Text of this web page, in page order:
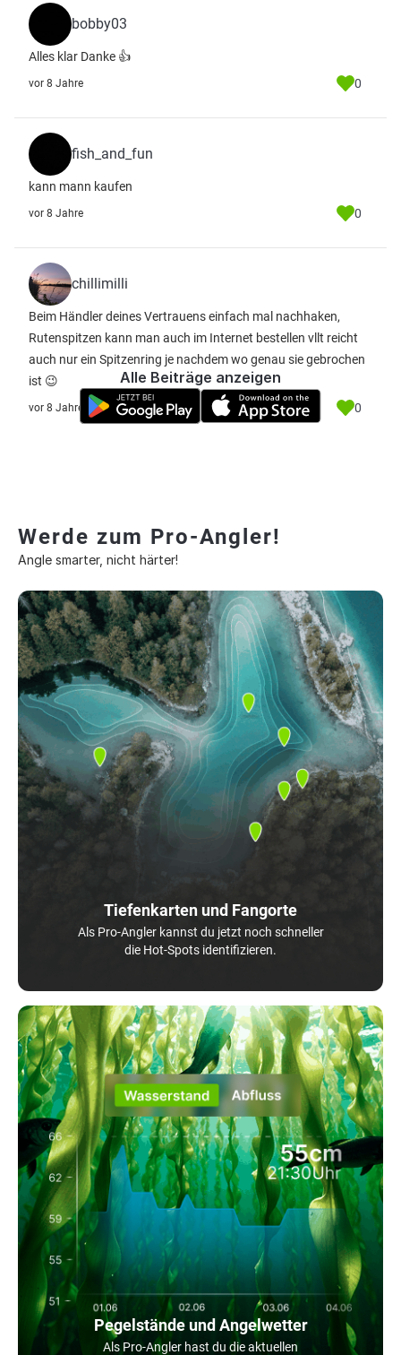
bobby03
Alles klar Danke 👍
vor 8 Jahre 0
fish_and_fun
kann mann kaufen
vor 8 Jahre 0
chillimilli
Beim Händler deines Vertrauens einfach mal nachhaken,
Rutenspitzen kann man auch im Internet bestellen vllt reicht
auch nur ein Spitzenring je nachdem wo genau sie gebrochen
ist 😉
vor 8 Jahre 0
Alle Beiträge anzeigen
Werde zum Pro-Angler!
Angle smarter, nicht härter!
Tiefenkarten und Fangorte
Als Pro-Angler kannst du jetzt noch schneller
die Hot-Spots identifizieren.
Pegelstände und Angelwetter
Als Pro-Angler hast du die aktuellen